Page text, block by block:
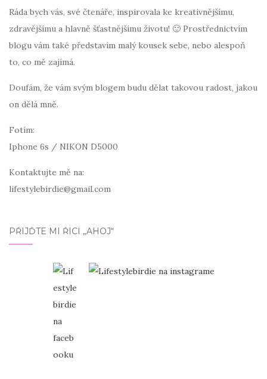
Ráda bych vás, své čtenáře, inspirovala ke kreativnějšímu,
zdravějšímu a hlavně šťastnějšímu životu! 🙂 Prostřednictvím
blogu vám také představím malý kousek sebe, nebo alespoň
to, co mě zajímá.
Doufám, že vám svým blogem budu dělat takovou radost, jakou
on dělá mně.
Fotím:
Iphone 6s / NIKON D5000
Kontaktujte mě na:
lifestylebirdie@gmail.com
PŘIJĎTE MI ŘÍCI „AHOJ“